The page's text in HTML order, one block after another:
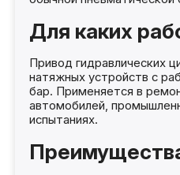
Для каких
Привод гидравлических
натяжных устройств с
бар. Применяется в
автомобилей,
испытаниях.